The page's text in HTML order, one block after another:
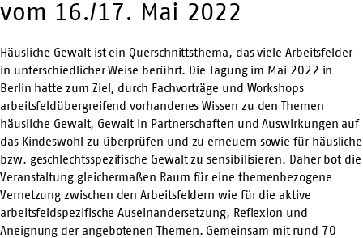
vom 16./17. Mai 2022
Häusliche Gewalt ist ein Querschnittsthema, das viele Arbeitsfelder
in unterschiedlicher Weise berührt. Die Tagung im Mai 2022 in
Berlin hatte zum Ziel, durch Fachvorträge und Workshops
arbeitsfeldübergreifend vorhandenes Wissen zu den Themen
häusliche Gewalt, Gewalt in Partnerschaften und Auswirkungen auf
das Kindeswohl zu überprüfen und zu erneuern sowie für häusliche
bzw. geschlechtsspezifische Gewalt zu sensibilisieren. Daher bot die
Veranstaltung gleichermaßen Raum für eine themenbezogene
Vernetzung zwischen den Arbeitsfeldern wie für die aktive
arbeitsfeldspezifische Auseinandersetzung, Reflexion und
Aneignung der angebotenen Themen. Gemeinsam mit rund 70